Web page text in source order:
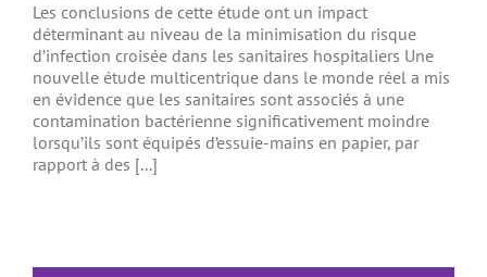
Les conclusions de cette étude ont un impact
déterminant au niveau de la minimisation du risque
d’infection croisée dans les sanitaires hospitaliers Une
nouvelle étude multicentrique dans le monde réel a mis
en évidence que les sanitaires sont associés à une
contamination bactérienne significativement moindre
lorsqu’ils sont équipés d’essuie-mains en papier, par
rapport à des [...]